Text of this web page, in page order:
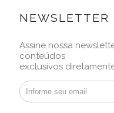
NEWSLETTER
Assine nossa
conteúdos
exclusivos